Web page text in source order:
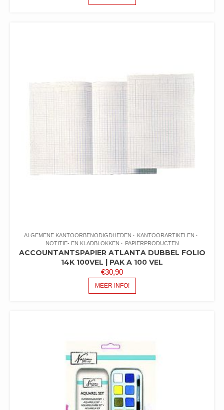
ALGEMENE KANTOORBENODIGDHEDEN
KANTOORARTIKELEN
NOTITIE- EN KLADBLOKKEN
PAPIERPRODUCTEN
ACCOUNTANTSPAPIER ATLANTA DUBBEL FOLIO
14K 100VEL | PAK A 100 VEL
€30,90
MEER INFO!